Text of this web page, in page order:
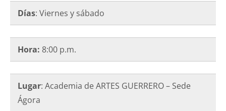
Días: Viernes y sábado
Hora: 8:00 p.m.
Lugar: Academia de ARTES GUERRERO – Sede
Ágora